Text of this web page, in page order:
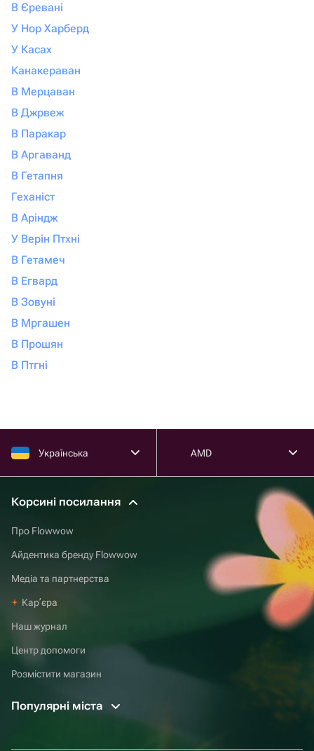
В Єревані
У Нор Харберд
У Касах
Канакераван
В Мерцаван
В Джрвеж
В Паракар
В Аргаванд
В Гетапня
Геханіст
В Аріндж
У Верін Птхні
В Гетамеч
В Егвард
В Зовуні
В Мргашен
В Прошян
В Птгні
Українська AMD
Корсині посилання
Про Flowwow
Айдентика бренду Flowwow
Медіа та партнерства
Карʼєра
Наш журнал
Центр допомоги
Розмістити магазин
Популярні міста